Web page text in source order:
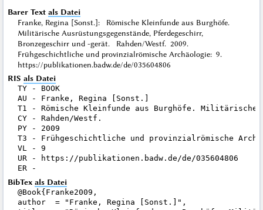
Barer Text als Datei
Franke, Regina [Sonst.]: Römische Kleinfunde aus Burghöfe.
Militärische Ausrüstungsgegenstände, Pferdegeschirr,
Bronzegeschirr und -gerät. Rahden/Westf. 2009.
Frühgeschichtliche und provinzialrömische Archäologie: 9.
https://publikationen.badw.de/de/035604806
RIS als Datei
TY - BOOK
AU - Franke, Regina [Sonst.]
T1 - Römische Kleinfunde aus Burghöfe. Militärische
CY - Rahden/Westf.
PY - 2009
T3 - Frühgeschichtliche und provinzialrömische
VL - 9
UR - https://publikationen.badw.de/de/035604806
BibTex als Datei
@Book{Franke2009,
author  = "Franke, Regina [Sonst.]",